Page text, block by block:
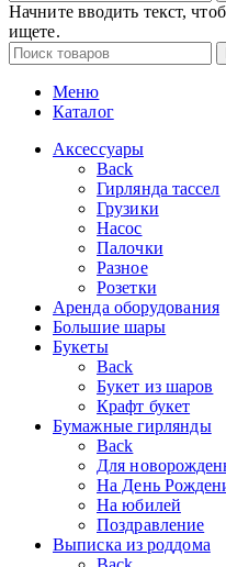
Начните вводить текст,
ищете.
Меню
Каталог
Аксессуары
Back
Гирлянда тассел
Грузики
Насос
Палочки
Разное
Розетки
Аренда оборудования
Большие шары
Букеты
Back
Букет из шаров
Крафт букет
Бумажные гирлянды
Back
Для
На День
На юбилей
Поздравление
Выписка из роддома